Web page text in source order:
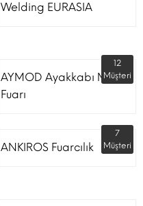
Welding EURASIA
AYMOD Ayakkabı Moda
Fuarı
12
Müşteri
ANKIROS Fuarcılık
7
Müşteri